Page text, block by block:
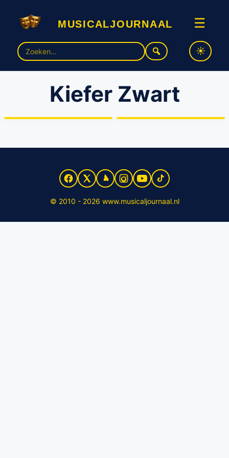
musicaljournaal ☰
Zoek
naar:
Kiefer Zwart
Kaartverkoop ‘Showponies
Alex Klaasen verrast met
© 2010 - 2026 www.musicaljournaal.nl